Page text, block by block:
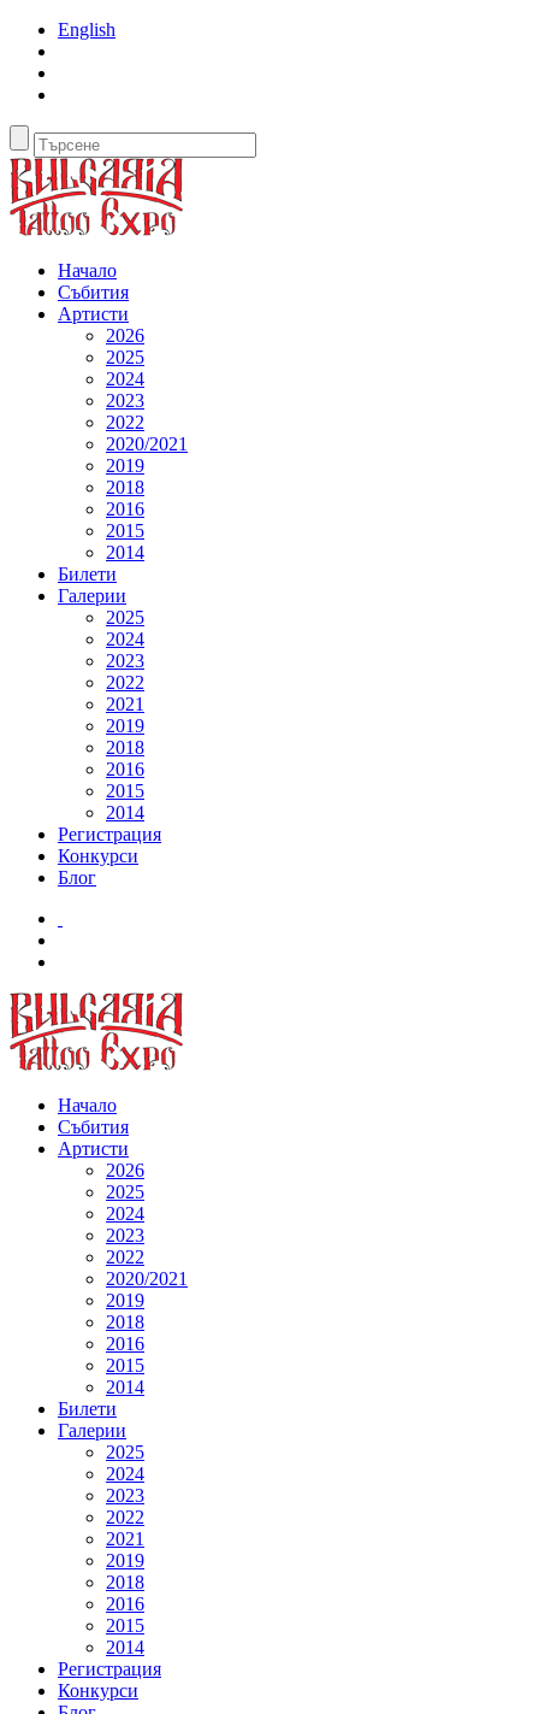
English
Начало
Събития
Артисти
2026
2025
2024
2023
2022
2020/2021
2019
2018
2016
2015
2014
Билети
Галерии
2025
2024
2023
2022
2021
2019
2018
2016
2015
2014
Регистрация
Конкурси
Блог
Начало
Събития
Артисти
2026
2025
2024
2023
2022
2020/2021
2019
2018
2016
2015
2014
Билети
Галерии
2025
2024
2023
2022
2021
2019
2018
2016
2015
2014
Регистрация
Конкурси